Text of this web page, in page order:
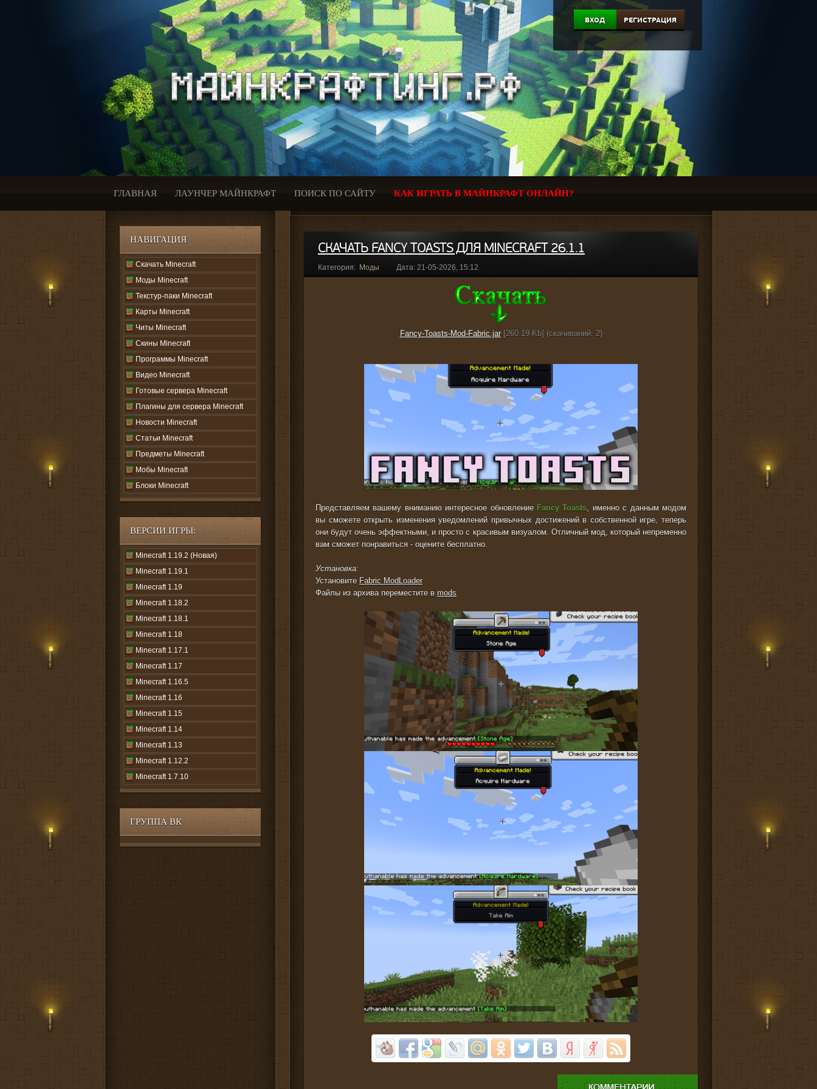
ВХОД РЕГИСТРАЦИЯ
ГЛАВНАЯ ЛАУНЧЕР МАЙНКРАФТ ПОИСК ПО САЙТУ КАК ИГРАТЬ В МАЙНКРАФТ ОНЛАЙН?
НАВИГАЦИЯ
Скачать Minecraft
Моды Minecraft
Текстур-паки Minecraft
Карты Minecraft
Читы Minecraft
Скины Minecraft
Программы Minecraft
Видео Minecraft
Готовые сервера Minecraft
Плагины для сервера Minecraft
Новости Minecraft
Статьи Minecraft
Предметы Minecraft
Мобы Minecraft
Блоки Minecraft
ВЕРСИИ ИГРЫ:
Minecraft 1.19.2 (Новая)
Minecraft 1.19.1
Minecraft 1.19
Minecraft 1.18.2
Minecraft 1.18.1
Minecraft 1.18
Minecraft 1.17.1
Minecraft 1.17
Minecraft 1.16.5
Minecraft 1.16
Minecraft 1.15
Minecraft 1.14
Minecraft 1.13
Minecraft 1.12.2
Minecraft 1.7.10
ГРУППА ВК
СКАЧАТЬ FANCY TOASTS ДЛЯ MINECRAFT 26.1.1
Категория: Моды Дата: 21-05-2026, 15:12
Fancy-Toasts-Mod-Fabric.jar[260.19 Kb] (cкачиваний: 2)
Представляем вашему вниманию интересное обновление Fancy Toasts, именно с данным модом
вы сможете открыть изменения уведомлений привычных достижений в собственной игре, теперь
они будут очень эффектными, и просто с красивым визуалом. Отличный мод, который непременно
вам сможет понравиться - оцените бесплатно.
Установка:
Установите Fabric ModLoader
Файлы из архива переместите в mods